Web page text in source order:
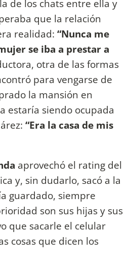
de los chats entre ella y
que la relación
realidad: “Nunca me
se iba a prestar a
otra de las formas
para vengarse de
la mansión en
estaría siendo ocupada
“Era la casa de mis
aprovechó el rating del
y, sin dudarlo, sacó a la
guardado, siempre
son sus hijas y sus
que sacarle el celular
cosas que dicen los